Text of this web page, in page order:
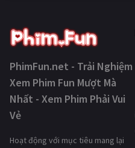
PhimFun.net - Trải Nghiệm
Xem Phim Fun Mượt Mà
Nhất - Xem Phim Phải Vui
Vẻ
Hoạt động với mục tiêu mang lại